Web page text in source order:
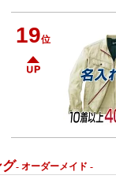
19位
グ- オーダーメイド -